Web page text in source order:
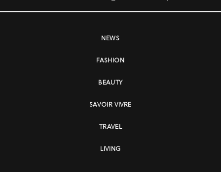
NEWS
FASHION
BEAUTY
SAVOIR VIVRE
TRAVEL
LIVING